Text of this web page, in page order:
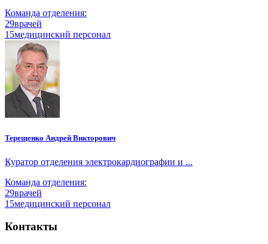
Команда отделения:
29врачей
15медицинский персонал
Терещенко Андрей Викторович
Куратор отделения электрокардиографии и ...
Команда отделения:
29врачей
15медицинский персонал
Контакты